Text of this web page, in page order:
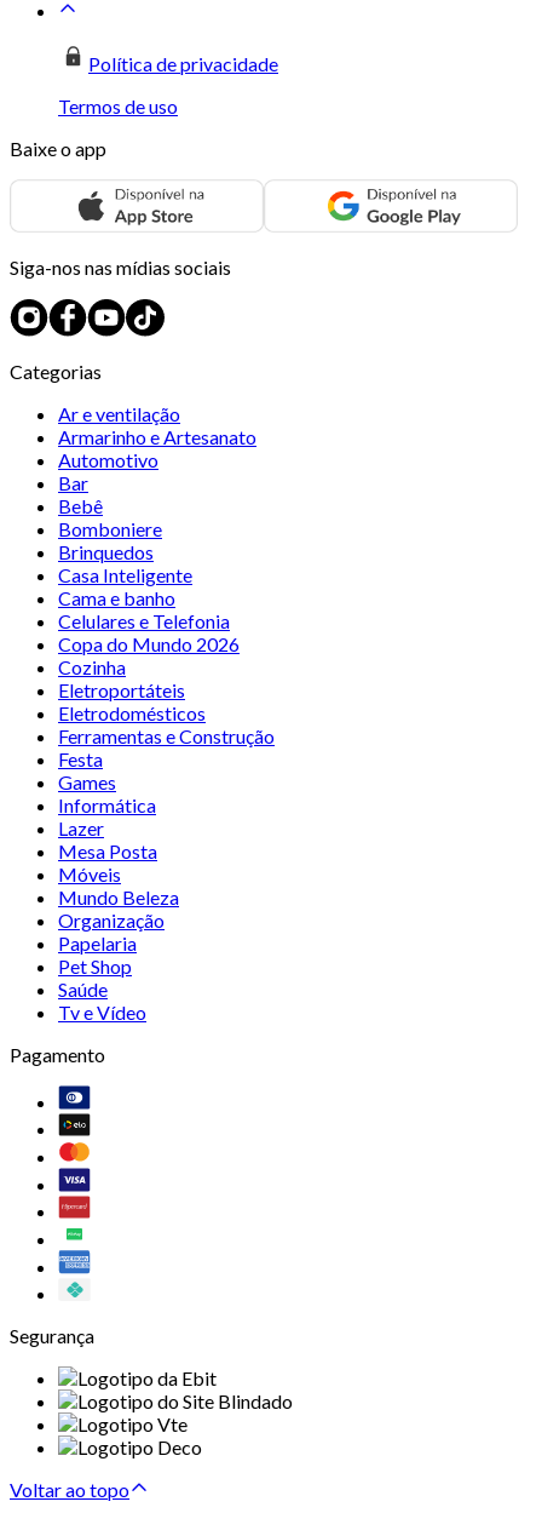
Política de privacidade
Termos de uso
Baixe o app
Siga-nos nas mídias sociais
Categorias
Ar e ventilação
Armarinho e Artesanato
Automotivo
Bar
Bebê
Bomboniere
Brinquedos
Casa Inteligente
Cama e banho
Celulares e Telefonia
Copa do Mundo 2026
Cozinha
Eletroportáteis
Eletrodomésticos
Ferramentas e Construção
Festa
Games
Informática
Lazer
Mesa Posta
Móveis
Mundo Beleza
Organização
Papelaria
Pet Shop
Saúde
Tv e Vídeo
Pagamento
Segurança
Voltar ao topo